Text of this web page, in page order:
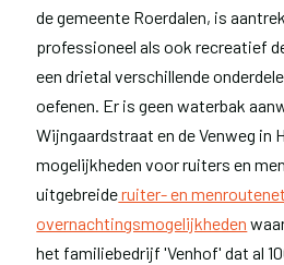
de gemeente Roerdalen, is
professioneel als ook recreatief
een drietal verschillende
oefenen. Er is geen waterbak
Wijngaardstraat en de Venweg in
mogelijkheden voor ruiters en
uitgebreideruiter- en
overnachtingsmogelijkheden
het familiebedrijf 'Venhof' dat al